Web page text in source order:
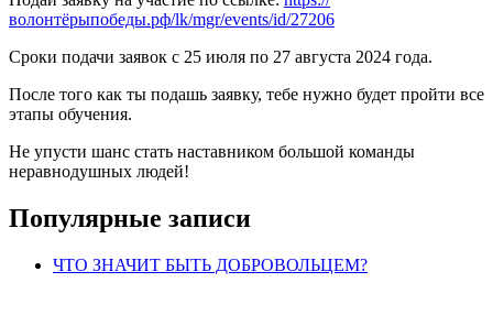
волонтёрыпобеды.рф/lk/mgr/events/id/27206
Сроки подачи заявок с 25 июля по 27 августа 2024 года.
После того как ты подашь заявку, тебе нужно будет пройти все
этапы обучения.
Не упусти шанс стать наставником большой команды
неравнодушных людей!
Популярные записи
ЧТО ЗНАЧИТ БЫТЬ ДОБРОВОЛЬЦЕМ?